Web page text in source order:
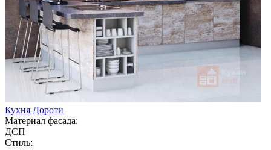
Кухня Дороти
Материал фасада:
ДСП
Стиль: